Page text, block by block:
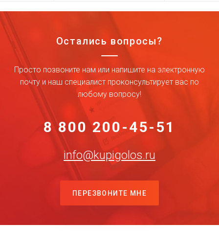
Остались вопросы?
Просто позвоните нам или напишите на электронную
почту и наш специалист проконсультирует вас по
любому вопросу!
8 800 200-45-51
info@kupigolos.ru
ПЕРЕЗВОНИТЕ МНЕ